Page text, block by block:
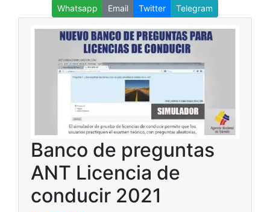
Whatsapp Email Twitter Telegram
Banco de preguntas
ANT Licencia de
conducir 2021